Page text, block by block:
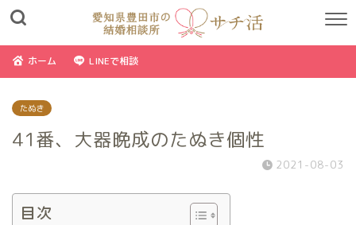
ホーム LINEで相談
たぬき
41番、大器晩成のたぬき個性
2021-08-03
目次